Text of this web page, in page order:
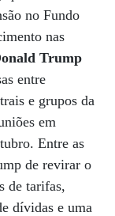
no Fundo
nas
Trump
entre
e grupos da
em
Entre as
de revirar o
de tarifas,
dívidas e uma